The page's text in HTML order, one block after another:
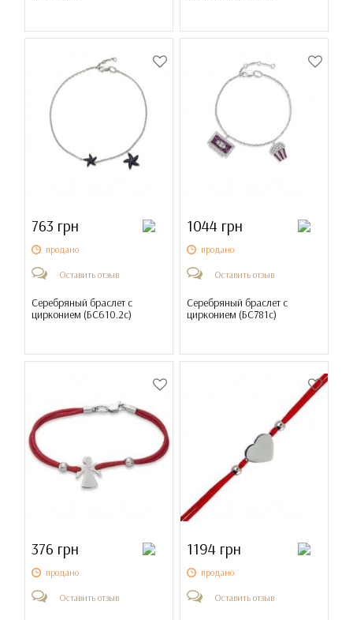
763 грн
продано
Оставить отзыв
Серебряный браслет с
цирконием (БС610.2с)
1044 грн
продано
Оставить отзыв
Серебряный браслет с
цирконием (БС781с)
376 грн
продано
Оставить отзыв
1194 грн
продано
Оставить отзыв